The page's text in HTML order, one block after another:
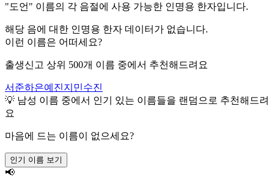
"도언 " 이름의 각 음절에 사용 가능한 인명용 한자입니다.
해당 음에 대한 인명용 한자 데이터가 없습니다.
이런 이름은 어떠세요?
출생신고 상위 500개 이름 중에서 추천해드려요
서준하은예진지민수진
💡 남성 이름 중에서 인기 있는 이름들을 랜덤으로 추천해드려
요
마음에 드는 이름이 없으세요?
인기 이름 보기
📢